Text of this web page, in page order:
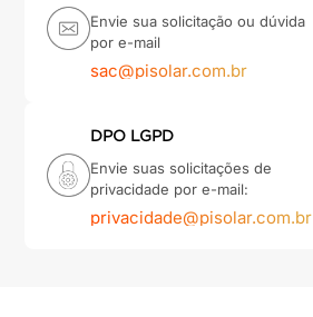
Envie sua solicitação ou dúvida
por e-mail
sac@pisolar.com.br
DPO LGPD
Envie suas solicitações de
privacidade por e-mail:
privacidade@pisolar.com.br